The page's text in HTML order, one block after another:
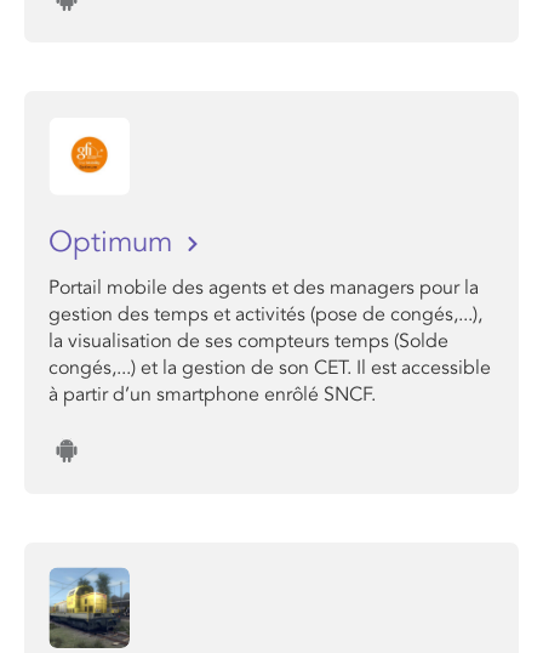
Optimum
Portail mobile des agents et des managers pour la
gestion des temps et activités (pose de congés,...),
la visualisation de ses compteurs temps (Solde
congés,...) et la gestion de son CET. Il est accessible
à partir d’un smartphone enrôlé SNCF.